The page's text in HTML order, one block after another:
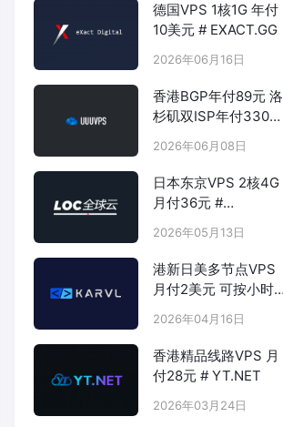
德国VPS 1核1G 年付
10美元 # EXACT.GG
2026年06月16日
香港BGP年付89元 洛
杉矶双ISP年付330元
2026年06月08日
日本东京VPS 2核4G
月付36元 #
2026年05月13日
港新日美多节点VPS
月付2美元 可按小时
2026年04月16日
香港精品线路VPS 月
付28元 # YT.NET
2026年03月24日